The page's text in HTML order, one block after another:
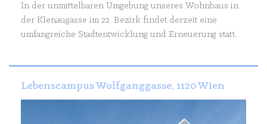
In der unmittelbaren Umgebung unseres Wohnbaus in
der Klenaugasse im 22. Bezirk findet derzeit eine
umfangreiche Stadtentwicklung und Erneuerung statt.
Lebenscampus Wolfganggasse, 1120 Wien